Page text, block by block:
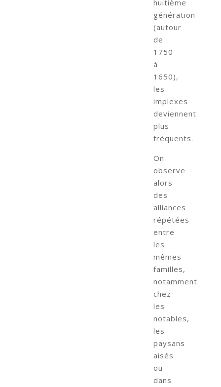
huitième
génération
(autour
de
1750
à
1650),
les
implexes
deviennent
plus
fréquents.
On
observe
alors
des
alliances
répétées
entre
les
mêmes
familles,
notamment
chez
les
notables,
les
paysans
aisés
ou
dans